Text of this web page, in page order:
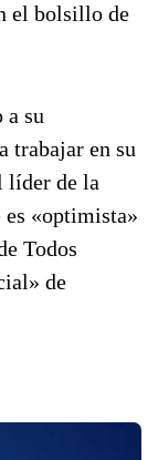
el bolsillo de
a su
trabajar en su
líder de la
«optimista»
Todos
de